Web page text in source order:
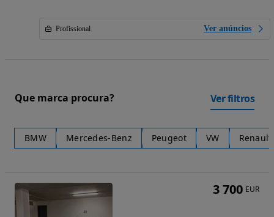
Profissional Ver anúncios
Que marca procura? Ver filtros
BMW Mercedes-Benz Peugeot VW Renault
3 700 EUR